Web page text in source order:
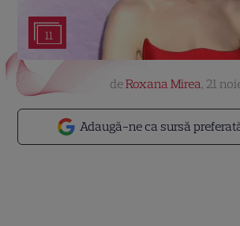
11
Adaugă-ne ca sursă
deRoxana Mirea, 21